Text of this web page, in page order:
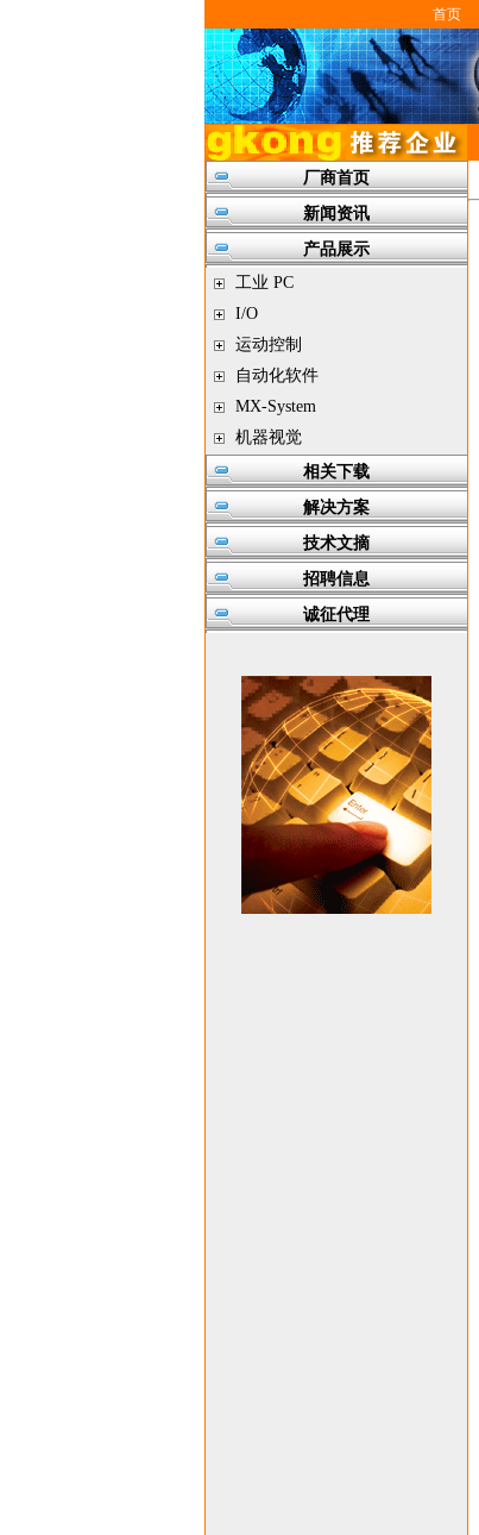
首页
厂商首页
新闻资讯
产品展示
工业 PC
I/O
运动控制
自动化软件
MX-System
机器视觉
相关下载
解决方案
技术文摘
招聘信息
诚征代理